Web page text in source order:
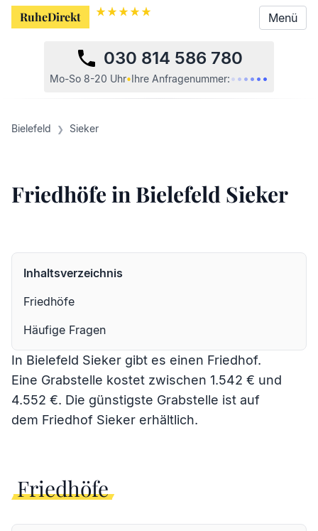
RuheDirekt Menü
030 814 586 780
Mo-So 8-20 Uhr•Ihre Anfragenummer:• • • • • •
Bielefeld Sieker
Friedhöfe in Bielefeld Sieker
In Bielefeld Sieker gibt es einen Friedhof.
Eine Grabstelle kostet zwischen 1.542 € und
4.552 €. Die günstigste Grabstelle ist auf
dem Friedhof Sieker erhältlich.
Friedhöfe
Inhaltsverzeichnis
Friedhöfe
Häufige Fragen